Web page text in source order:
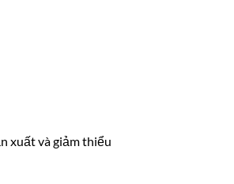
xuất và giảm thiểu